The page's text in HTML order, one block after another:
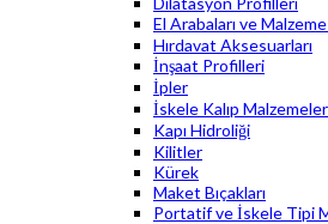
El Arabaları ve Malzeme
Hırdavat Aksesuarları
İnşaat Profilleri
İpler
İskele Kalıp
Kapı Hidroliği
Kilitler
Kürek
Maket Bıçakları
Portatif ve İskele Tipi